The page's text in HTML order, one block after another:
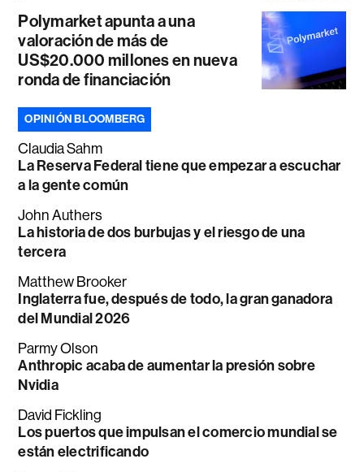
Polymarket apunta a una
valoración de más de
US$20.000 millones en nueva
ronda de financiación
OPINIÓN BLOOMBERG
Claudia Sahm
La Reserva Federal tiene que empezar a escuchar
a la gente común
John Authers
La historia de dos burbujas y el riesgo de una
tercera
Matthew Brooker
Inglaterra fue, después de todo, la gran ganadora
del Mundial 2026
Parmy Olson
Anthropic acaba de aumentar la presión sobre
Nvidia
David Fickling
Los puertos que impulsan el comercio mundial se
están electrificando